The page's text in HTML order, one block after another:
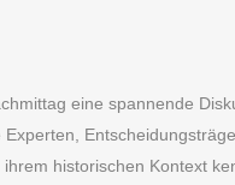
eine spannende
historischen Kontext